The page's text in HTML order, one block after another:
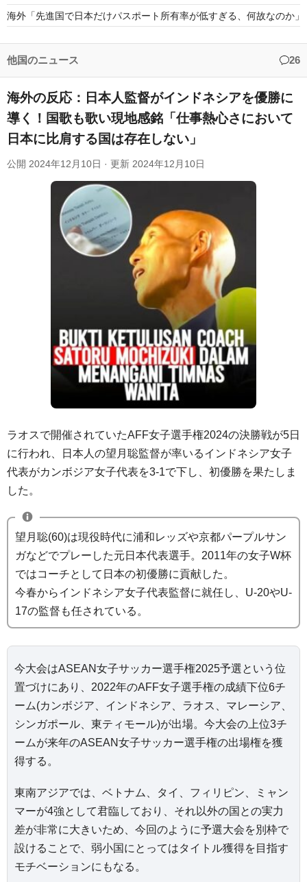
海外「先進国で日本だけパスポート所有率が低すぎる、何故なのか」
「ヴィニ、どうか移籍してくれ」モウリーニョ監督の「スタイル」
Powered by livedoor 相互RSS
他国のニュース 26
海外の反応：日本人監督がインドネシアを優勝に
導く！国歌も歌い現地感銘「仕事熱心さにおいて
日本に比肩する国は存在しない」
公開 2024年12月10日 · 更新 2024年12月10日
ラオスで開催されていたAFF女子選手権2024の決勝戦が5日
に行われ、日本人の望月聡監督が率いるインドネシア女子
代表がカンボジア女子代表を3-1で下し、初優勝を果たしま
した。
望月聡(60)は現役時代に浦和レッズや京都パープルサン
ガなどでプレーした元日本代表選手。2011年の女子W杯
ではコーチとして日本の初優勝に貢献した。
今春からインドネシア女子代表監督に就任し、U-20やU-
17の監督も任されている。
今大会はASEAN女子サッカー選手権2025予選という位
置づけにあり、2022年のAFF女子選手権の成績下位6チ
ーム(カンボジア、インドネシア、ラオス、マレーシア、
シンガポール、東ティモール)が出場。今大会の上位3チ
ームが来年のASEAN女子サッカー選手権の出場権を獲
得する。
東南アジアでは、ベトナム、タイ、フィリピン、ミャン
マーが4強として君臨しており、それ以外の国との実力
差が非常に大きいため、今回のように予選大会を別枠で
設けることで、弱小国にとってはタイトル獲得を目指す
モチベーションにもなる。